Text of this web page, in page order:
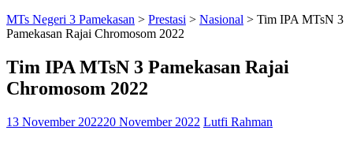
MTs Negeri 3 Pamekasan > Prestasi > Nasional > Tim IPA MTsN 3
Pamekasan Rajai Chromosom 2022
Tim IPA MTsN 3 Pamekasan Rajai
Chromosom 2022
13 November 202220 November 2022 Lutfi Rahman